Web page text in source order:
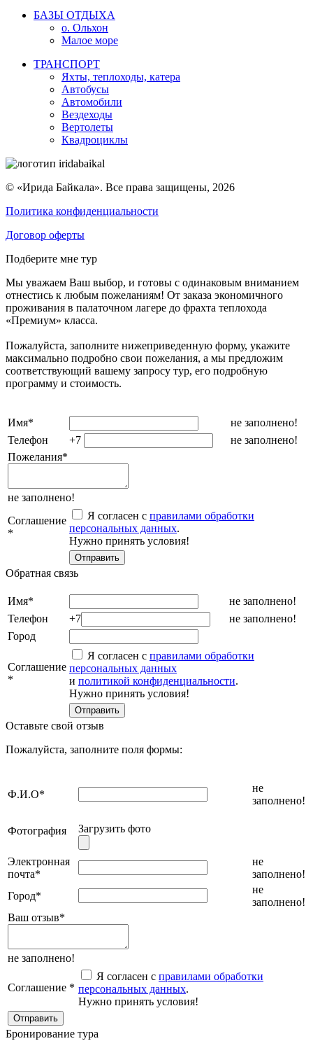
БАЗЫ ОТДЫХА
о. Ольхон
Малое море
ТРАНСПОРТ
Яхты, теплоходы, катера
Автобусы
Автомобили
Вездеходы
Вертолеты
Квадроциклы
© «Ирида Байкала». Все права защищены, 2026
Политика конфиденциальности
Договор оферты
Подберите мне тур
Мы уважаем Ваш выбор, и готовы с одинаковым вниманием
отнестись к любым пожеланиям! От заказа экономичного
проживания в палаточном лагере до фрахта теплохода
«Премиум» класса.
Пожалуйста, заполните нижеприведенную форму, укажите
максимально подробно свои пожелания, а мы предложим
соответствующий вашему запросу тур, его подробную
программу и стоимость.
Имя*
не заполнено!
Телефон
+7
не заполнено!
Пожелания*
не заполнено!
Соглашение
*
Я согласен с правилами обработки
персональных данных.
Нужно принять условия!
Обратная связь
Имя*
не заполнено!
Телефон
+7
не заполнено!
Город
Соглашение
*
Я согласен с правилами обработки
персональных данных
и политикой конфиденциальности.
Нужно принять условия!
Оставьте свой отзыв
Пожалуйста, заполните поля формы:
Ф.И.О*
не
заполнено!
Фотография Загрузить фото
Электронная
почта*
не
заполнено!
Город*
не
заполнено!
Ваш отзыв*
не заполнено!
Соглашение *
Я согласен с правилами обработки
персональных данных.
Нужно принять условия!
Бронирование тура